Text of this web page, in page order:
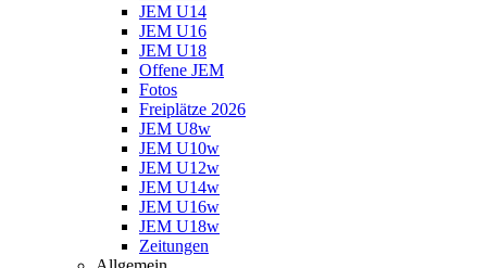
JEM U14
JEM U16
JEM U18
Offene JEM
Fotos
Freiplätze 2026
JEM U8w
JEM U10w
JEM U12w
JEM U14w
JEM U16w
JEM U18w
Zeitungen